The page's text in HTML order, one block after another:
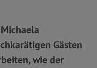
Gästen
wie der